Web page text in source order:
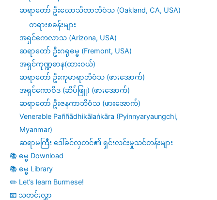
ဆရာတော် ဦးဃောသိတာဘိဝံသ (Oakland, CA, USA)
တရားစခန်းများ
အရှင်ကေလာသ (Arizona, USA)
ဆရာတော် ဦးဂရုဓမ္မ (Fremont, USA)
အရှင်ကုဏ္ဍဓာန(ထားဝယ်)
ဆရာတော် ဦးကုမာရာဘိဝံသ (ဖားအောက်)
အရှင်ကောဝိဒ (ဆိပ်ဖြူ) (ဖားအောက်)
ဆရာတော် ဦးဇနကာဘိဝံသ (ဖားအောက်)
Venerable Paññādhikālaṅkāra (Pyinnyaryaungchi,
Myanmar)
ဆရာမကြီး ဒေါ်ခင်လှတင်၏ ရှင်းလင်းမှုသင်တန်းများ
📚 ဓမ္ဓ Download
📚 ဓမ္ဓ Library
✏️ Let’s learn Burmese!
📧 သတင်းလွှာ